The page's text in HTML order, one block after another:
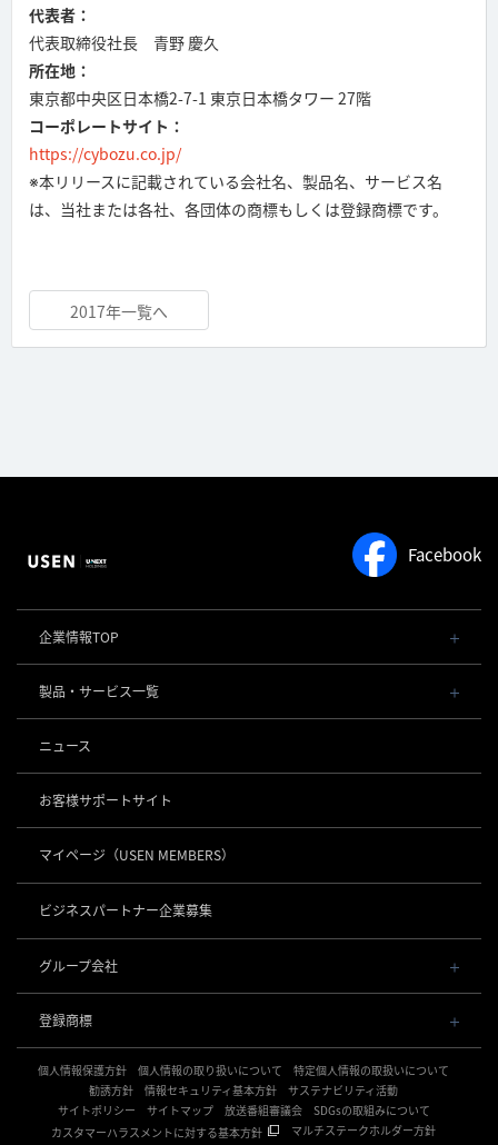
代表者：
代表取締役社長 青野 慶久
所在地：
東京都中央区日本橋2-7-1 東京日本橋タワー 27階
コーポレートサイト：
https://cybozu.co.jp/
※本リリースに記載されている会社名、製品名、サービス名
は、当社または各社、各団体の商標もしくは登録商標です。
2017年一覧へ
Facebook
企業情報TOP
会社概要・役員一覧
事業内容
社長メッセージ
事業所一覧
店舗DX
グループ会社
製品・サービス一覧
POSレジ 他
USENレジ
USENセルフレジ
USENレジTAB HEALTHCARE
USEN ハンディ
USEN Mobile Order
USEN Tablet Order
USEN Order & Pay
USEN My Menu Premium
キャッシュレス決済
USEN PAY
USEN PAY QR
KettyBot Pro（配膳）
PuduBot2（配膳）
BellaBot Pro（配膳）
PUDU T300（運搬）
PUDU CC1（清掃）
KLEENBOT C30（清掃）
PUDU MT1（清掃）
集客・予約
USEN SMART RESERVE
ヒトサラ
サロン向け予約システム
「USEN RESERVE BEAUTY」
⁩音楽配信
USEN MUSIC Entertainment
OTORAKU -音・楽-
CM録音機能つきBGM
海外店舗BGM
通信
USEN AIR UNLIMITED
USEN AIR
USEN光
USEN Wi-Fi
USEN PHONE
防犯カメラ
USEN Camera
サイネージ
お役立ち情報
ニュース
お客様サポートサイト
マイページ （USEN MEMBERS）
ビジネスパートナー企業募集
グループ会社
USEN & U-NEXT GROUP
株式会社 U-NEXT HOLDINGS
登録商標
登録第７０２６８８０号
登録第６６５８３１３号
登録第６６１８６０３号
登録第６３８６７４６号
個人情報保護方針 個人情報の取り扱いについて
特定個人情報の取扱いについて
勧誘方針
情報セキュリティ基本方針
サステナビリティ活動
サイトポリシー
サイトマップ 放送番組審議会
SDGsの取組みについて
カスタマーハラスメントに対する基本方針
マルチステークホルダー方針